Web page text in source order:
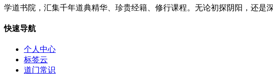
学道书院，汇集千年道典精华、珍贵经籍、修行课程。无论初探阴阳，还是
快速导航
个人中心
标签云
道门常识